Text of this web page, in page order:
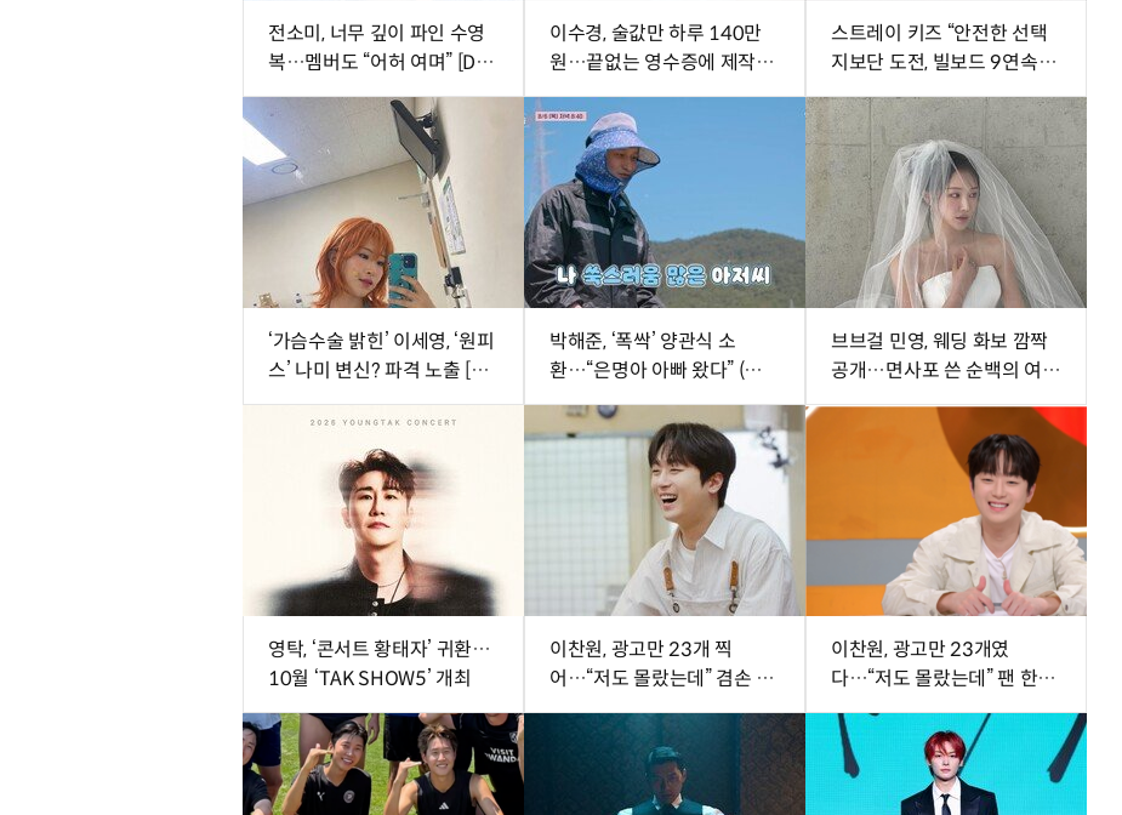
전소미, 너무 깊이 파인 수영
복…멤버도 “어허 여며” [DA
★]
이수경, 술값만 하루 140만
원…끝없는 영수증에 제작진
‘깜짝’
스트레이 키즈 “안전한 선택
지보단 도전, 빌보드 9연속?
진심 다할 뿐”
‘가슴수술 밝힌’ 이세영, ‘원피
스’ 나미 변신? 파격 노출 [DA
★]
박해준, ‘폭싹’ 양관식 소
환…“은명아 아빠 왔다” (산지
직송3)
브브걸 민영, 웨딩 화보 깜짝
공개…면사포 쓴 순백의 여신
[DA★]
영탁, ‘콘서트 황태자’ 귀환…
10월 ‘TAK SHOW5’ 개최
이찬원, 광고만 23개 찍
어…“저도 몰랐는데” 겸손 (편
스토랑)
이찬원, 광고만 23개였
다…“저도 몰랐는데” 팬 한마
디에 깜짝